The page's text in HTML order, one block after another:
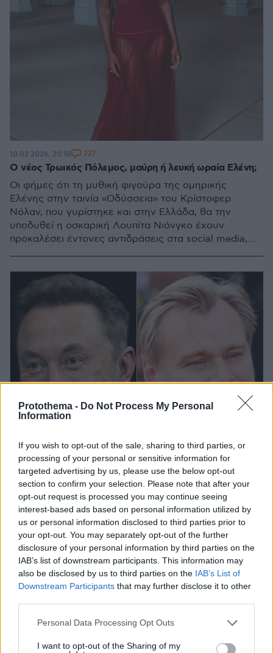
Protothema - Do Not Process My Personal
Information
If you wish to opt-out of the sale, sharing to third parties, or
processing of your personal or sensitive information for
targeted advertising by us, please use the below opt-out
section to confirm your selection. Please note that after your
opt-out request is processed you may continue seeing
interest-based ads based on personal information utilized by
us or personal information disclosed to third parties prior to
your opt-out. You may separately opt-out of the further
disclosure of your personal information by third parties on the
IAB’s list of downstream participants. This information may
also be disclosed by us to third parties on the IAB’s List of
Downstream Participants that may further disclose it to other
Please note that this website/app uses one or more Google
not limited to your visit or usage behaviour. You may click to
Personal Data Processing Opt Outs
I want to opt-out of the Sharing of my
Ο νέος Τρωικός Πόλεμος, μαύρη ή λευκή ωραία Ελένη;
Οι φήμες ότι τη μυθική φιγούρα της ομηρικής
Ελένης στην ταινία «Οδύσσεια» του Κρίστοφερ
Νόλαν, που γυρίστηκε και στην Ελλάδα, θα την
υποδυθεί η οσκαρική Λουπίτα Νιόνγκο έχουν
προκαλέσει έντονες αντιδράσεις στα social media,
10.02.2026, 20:18 227
Εκνευρισμένος ο Μασκ με τον Νόλαν μετά τα
δημοσιεύματα ότι η «Ωραία Ελένη» στην Οδύσσεια θα
είναι μαύρη
Η Λουπίτα Νιόνγκο έχει ανακοινωθεί ως μέλος του
καστ, ωστόσο ο ρόλος της στην ταινία δεν έχει
επιβεβαιωθεί δημόσια
02.02.2026, 15:20 132